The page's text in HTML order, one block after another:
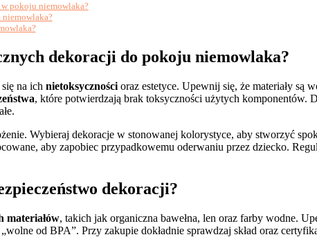
pokoju niemowlaka?
niemowlaka?
dekoracji do pokoju niemowlaka?
na ich nietoksyczności oraz estetyce. Upewnij się, że materiały są
, które potwierdzają brak toksyczności użytych komponentów.
Wybieraj dekoracje w stonowanej kolorystyce, aby stworzyć
aby zapobiec przypadkowemu oderwaniu przez dziecko.
dekoracji?
materiałów, takich jak organiczna bawełna, len oraz farby wodne.
od BPA”. Przy zakupie dokładnie sprawdzaj skład oraz